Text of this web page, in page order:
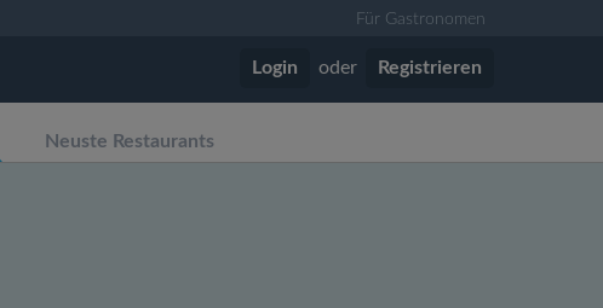
Für Gastronomen
Login oder Registrieren
Neuste Restaurants